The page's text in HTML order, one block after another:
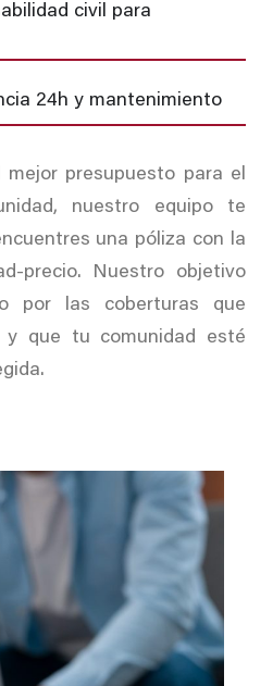
civil para
24h y mantenimiento
presupuesto para el
nuestro equipo te
una póliza con la
precio. Nuestro objetivo
por las coberturas que
y que tu comunidad esté